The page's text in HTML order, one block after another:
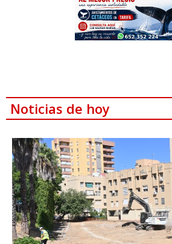
Noticias de hoy